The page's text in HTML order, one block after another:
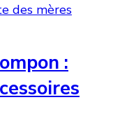
des mères
: